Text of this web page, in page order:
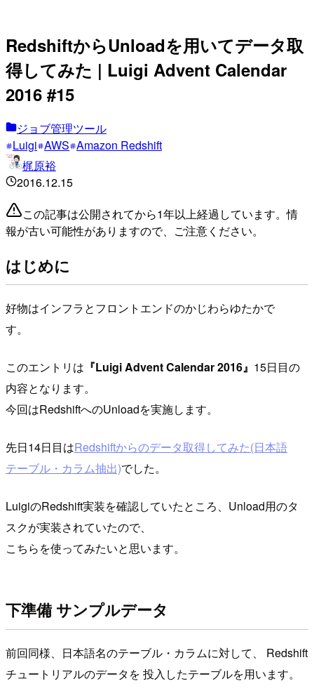
RedshiftからUnloadを用いてデータ取
得してみた | Luigi Advent Calendar
2016 #15
ジョブ管理ツール
Luigi AWS Amazon Redshift
梶原裕
2016.12.15
この記事は公開されてから1年以上経過しています。情
報が古い可能性がありますので、ご注意ください。
はじめに
好物はインフラとフロントエンドのかじわらゆたかで
す。
このエントリは 『Luigi Advent Calendar 2016』 15日目の
内容となります。
今回はRedshiftへのUnloadを実施します。
先日14日目はRedshiftからのデータ取得してみた(日本語
テーブル・カラム抽出)でした。
LuigiのRedshift実装を確認していたところ、Unload用のタ
スクが実装されていたので、
こちらを使ってみたいと思います。
下準備 サンプルデータ
前回同様、日本語名のテーブル・カラムに対して、 Redshift
チュートリアルのデータを 投入したテーブルを用います。